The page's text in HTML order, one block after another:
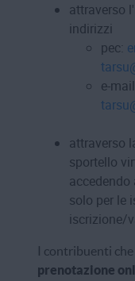
attraverso
indirizzi
pec:
e-
attraverso
sportello
solo per le
iscrizione/
I contribuenti
prenotazione